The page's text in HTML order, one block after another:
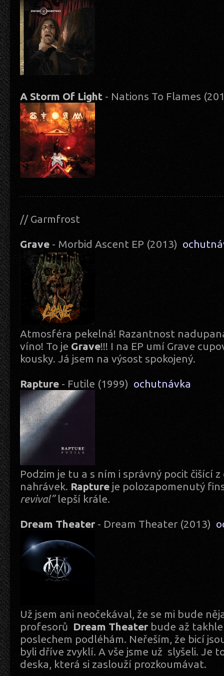
A Storm Of Light - Nations To Flames
// Garmfrost
Grave - Morbid Ascent EP (2013)
Atmosféra pekelná! Razantnost
víno! To je Grave!!! I na EP umí Grave
kousky. Já jsem na výsost spokojený.
Rapture - Futile (1999) ochutnávka
Podzim je tu a s ním i správný pocit čišící
nahrávek. Rapture je polozapomenutý
revival”lepší krále.
Dream Theater - Dream Theater (2013)
Už jsem ani neočekával, že se mi bude
profesorů Dream Theater bude až
poslechem podléhám. Neřeším, že bicí
byli dříve zvyklí. A vše jsme už slyšeli. Je
deska, která si zaslouží prozkoumávat.